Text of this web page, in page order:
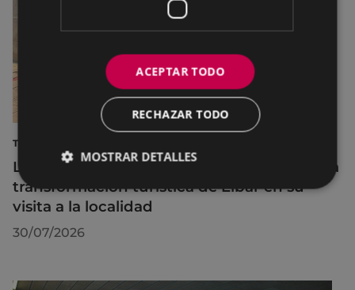
TURISMO
La diputada Azahara Domínguez destaca la
transformación turística de Eibar en su
visita a la localidad
30/07/2026
ACEPTAR TODO
RECHAZAR TODO
MOSTRAR DETALLES